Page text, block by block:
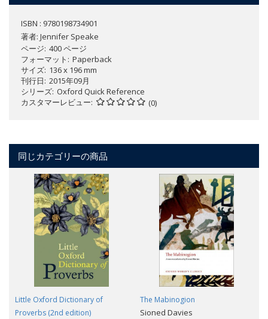
ISBN : 9780198734901
著者: Jennifer Speake
ページ 400 ページ
フォーマット
Paperback
サイズ 136 x 196 mm
刊行日 2015年09月
シリーズ Oxford Quick Reference
カスタマーレビュー
(0)
同じカテゴリーの商品
Little Oxford Dictionary of
Proverbs (2nd edition)
The Mabinogion
Sioned Davies